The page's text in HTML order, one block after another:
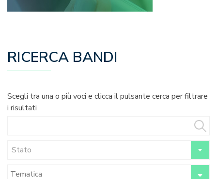
RICERCA BANDI
Scegli tra una o più voci e clicca il pulsante cerca per filtrare
i risultati
Stato